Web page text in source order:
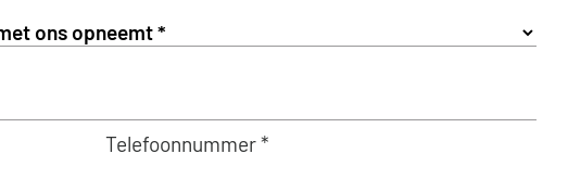
Telefoonnummer *